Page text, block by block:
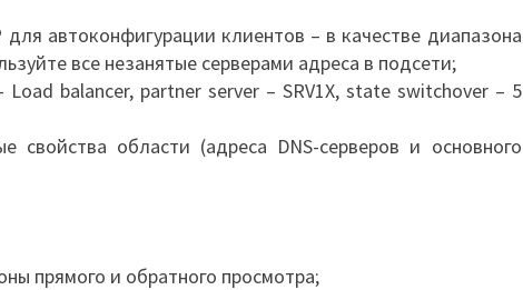
для автоконфигурации клиентов – в качестве диапазона
все незанятые серверами адреса в подсети;
balancer, partner server – SRV1X, state switchover – 5
свойства области (адреса DNS-серверов и основного
прямого и обратного просмотра;